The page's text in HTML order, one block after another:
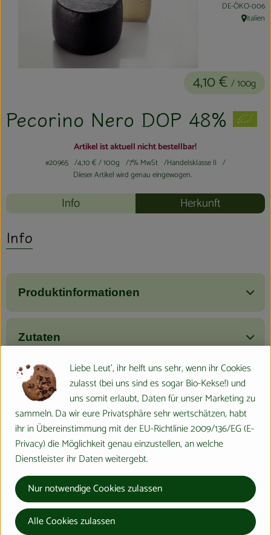
Kühltheke
Aktionen & Neues
Naturkost
Haushaltswaren
So geht´s
Über uns
Aktuelles
Pecorino Nero DOP 48%
4,10 € / 100g
, Kontrollstelle:
DE-ÖKO-006
,Italien
Artikel ist aktuell nicht bestellbar!
#20965 4,10 €/ 100g 7% MwSt
Handelsklasse II
Dieser Artikel wird genau eingewogen.
Info Herkunft
Info
Produktinformationen
Zutaten
Nährwert-Info
Produktdatenblatt
Herkunft
Hersteller: ÖMA
Liebe Leut', ihr helft uns sehr, wenn ihr Cookies
zulasst (bei uns sind es sogar Bio-Kekse!) und
uns somit erlaubt, Daten für unser Marketing zu
sammeln. Da wir eure Privatsphäre sehr wertschätzen, habt
ihr in Übereinstimmung mit der EU-Richtlinie 2009/136/EG (E-
Privacy) die Möglichkeit genau einzustellen, an welche
Dienstleister ihr Daten weitergebt.
Nur notwendige Cookies zulassen
Alle Cookies zulassen